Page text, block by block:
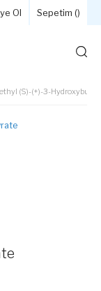
Ol Sepetim ()
(S)-(+)-3-